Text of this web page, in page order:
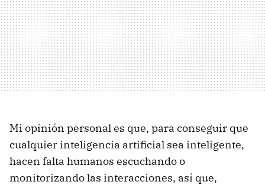
Mi opinión personal es que, para conseguir que
cualquier inteligencia artificial sea inteligente,
hacen falta humanos escuchando o
monitorizando las interacciones, así que,